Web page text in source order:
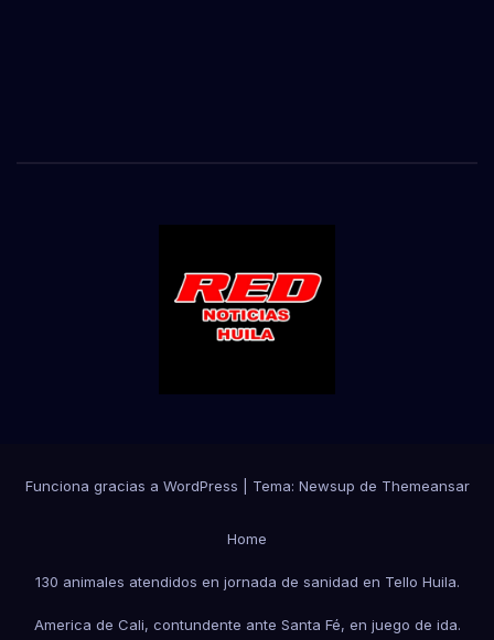
Funciona gracias a WordPress Tema: Newsup de Themeansar
Home
130 animales atendidos en jornada de sanidad en Tello Huila.
America de Cali, contundente ante Santa Fé, en juego de ida.